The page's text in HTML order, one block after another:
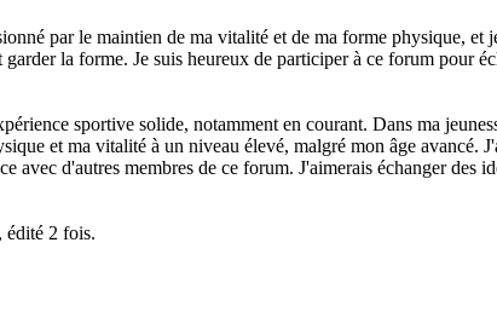
par le maintien de ma vitalité et de ma forme physique,
la forme. Je suis heureux de participer à ce forum pour
sportive solide, notamment en courant. Dans ma
et ma vitalité à un niveau élevé, malgré mon âge avancé.
avec d'autres membres de ce forum. J'aimerais échanger des
édité 2 fois.